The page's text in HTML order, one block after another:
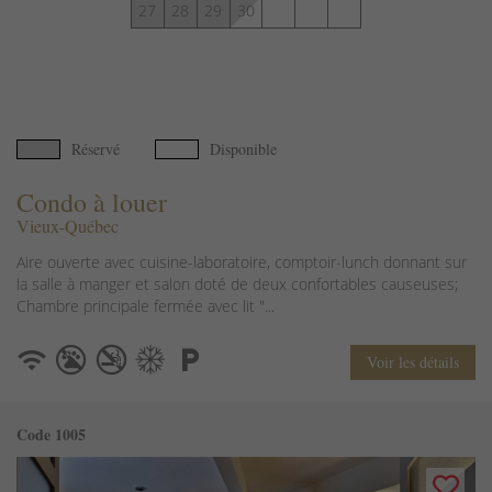
27
28 29 30
Réservé Disponible
Condo à louer
Vieux-Québec
Aire ouverte avec cuisine-laboratoire, comptoir-lunch donnant sur
la salle à manger et salon doté de deux confortables causeuses;
Chambre principale fermée avec lit "...
Voir les détails
Code 1005